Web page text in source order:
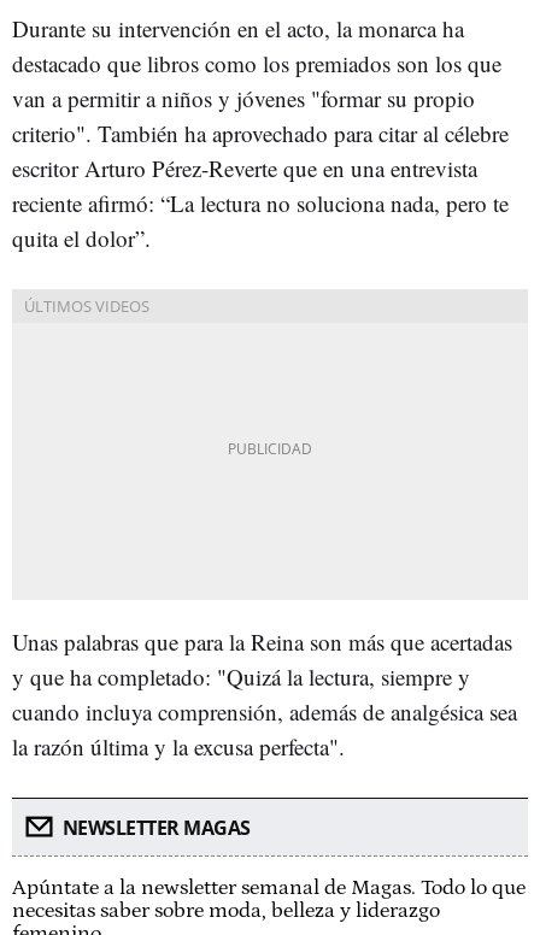
Durante su intervención en el acto, la monarca ha
destacado que libros como los premiados son los que
van a permitir a niños y jóvenes "formar su propio
criterio". También ha aprovechado para citar al célebre
escritor Arturo Pérez-Reverte que en una entrevista
reciente afirmó: “La lectura no soluciona nada, pero te
quita el dolor”.
Unas palabras que para la Reina son más que acertadas
y que ha completado: "Quizá la lectura, siempre y
cuando incluya comprensión, además de analgésica sea
la razón última y la excusa perfecta".
NEWSLETTER MAGAS
Apúntate a la newsletter semanal de Magas. Todo lo que
necesitas saber sobre moda, belleza y liderazgo